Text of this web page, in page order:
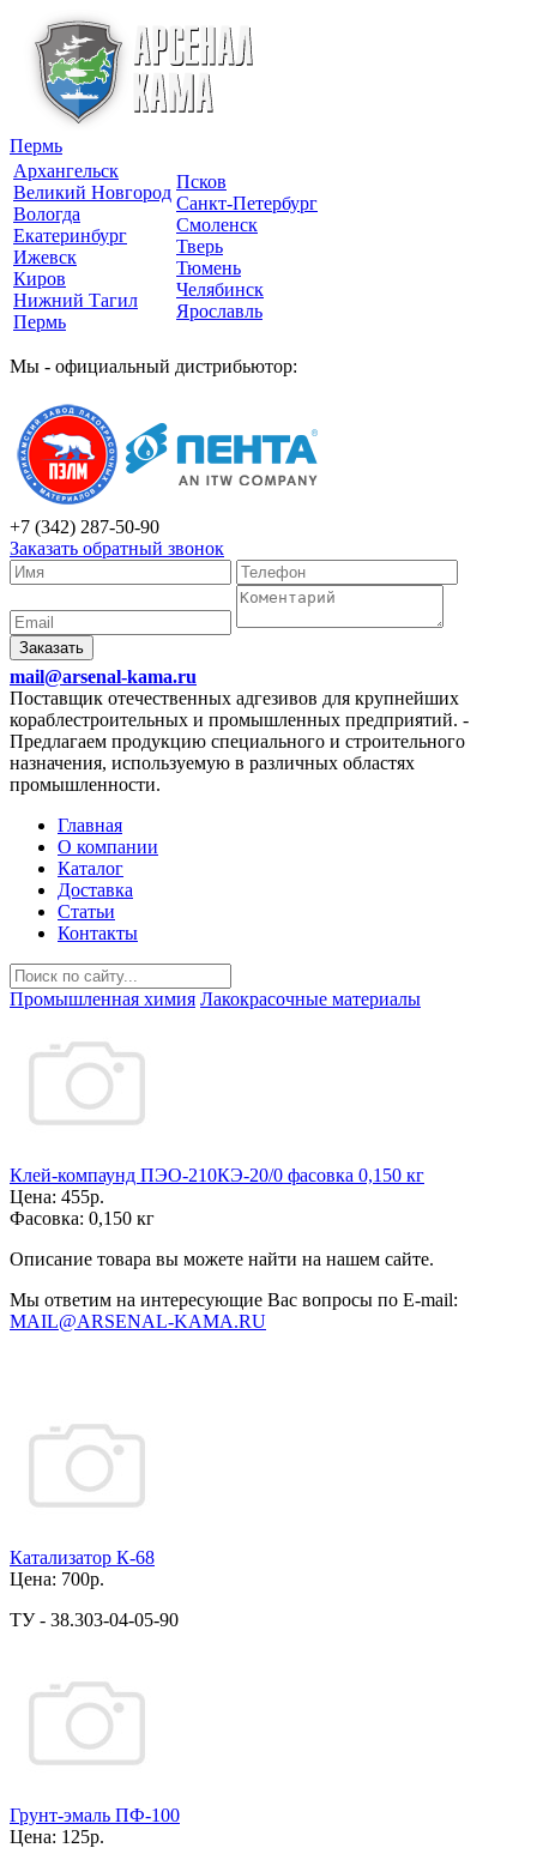
Пермь
Архангельск
Великий Новгород
Вологда
Екатеринбург
Ижевск
Киров
Нижний Тагил
Пермь
Псков
Санкт-Петербург
Смоленск
Тверь
Тюмень
Челябинск
Ярославль
Мы - официальный дистрибьютор:
+7 (342) 287-50-90
Заказать обратный звонок
Заказать
mail@arsenal-kama.ru
Поставщик отечественных адгезивов для крупнейших
кораблестроительных и промышленных предприятий. -
Предлагаем продукцию специального и строительного
назначения, используемую в различных областях
промышленности.
Главная
О компании
Каталог
Доставка
Статьи
Контакты
Промышленная химия Лакокрасочные материалы
Клей-компаунд ПЭО-210КЭ-20/0 фасовка 0,150 кг
Цена: 455р.
Фасовка: 0,150 кг
Описание товара вы можете найти на нашем сайте.
Мы ответим на интересующие Вас вопросы по E-mail:
MAIL@ARSENAL-KAMA.RU
Катализатор К-68
Цена: 700р.
ТУ - 38.303-04-05-90
Грунт-эмаль ПФ-100
Цена: 125р.